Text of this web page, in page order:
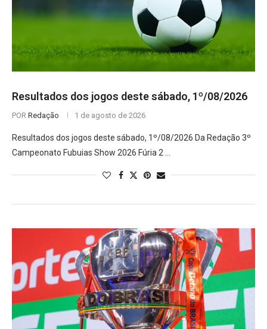
Resultados dos jogos deste sábado, 1º/08/2026
POR Redação 1 de agosto de 2026
Resultados dos jogos deste sábado, 1º/08/2026 Da Redação 3º
Campeonato Fubuias Show 2026 Fúria 2 …